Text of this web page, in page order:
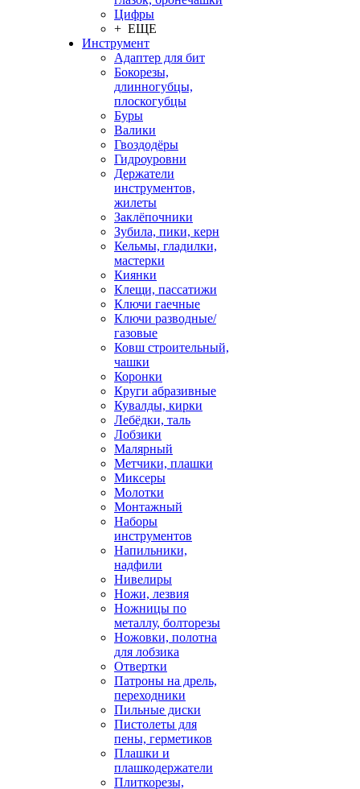
Цифры
+ ЕЩЕ
Инструмент
Адаптер для бит
Бокорезы,
длинногубцы,
плоскогубцы
Буры
Валики
Гвоздодёры
Гидроуровни
Держатели
инструментов,
жилеты
Заклёпочники
Зубила, пики, керн
Кельмы, гладилки,
мастерки
Киянки
Клещи, пассатижи
Ключи гаечные
Ключи разводные/
газовые
Ковш строительный,
чашки
Коронки
Круги абразивные
Кувалды, кирки
Лебёдки, таль
Лобзики
Малярный
Метчики, плашки
Миксеры
Молотки
Монтажный
Наборы
инструментов
Напильники,
надфили
Нивелиры
Ножи, лезвия
Ножницы по
металлу, болторезы
Ножовки, полотна
для лобзика
Отвертки
Патроны на дрель,
переходники
Пильные диски
Пистолеты для
пены, герметиков
Плашки и
плашкодержатели
Плиткорезы,